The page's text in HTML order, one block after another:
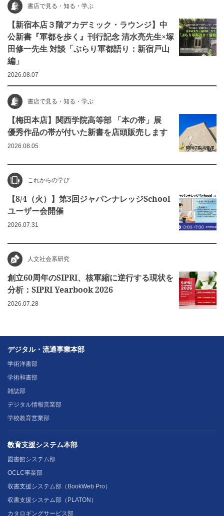
書店で見る・知る・学ぶ
【新宿本店３階アカデミック・ラウンジ】中
公新書『軍都を歩く』刊行記念 清水亮先生×塚
田修一先生 対談「ぶらり軍都語り：新宿戸山
編」
2026.08.07
書店で見る・知る・学ぶ
【梅田本店】関西学院高等部 「本の帯」展
優秀作品の帯が付いた新書を店頭販売します
2026.08.05
これからの学び
【8/4（火）】第3回ジャパンナレッジSchool
ユーザー会開催
2026.07.31
人文社会系研究
創立60周年のSIPRI、核軍縮に逆行する現状を
分析：SIPRI Yearbook 2026
2026.07.28
デジタル・流通事業本部
学術洋書部
学術和書部
雑誌部
デジタル情報営業部
学校教育営業部
教育支援システム本部
図書館システム部
OCLC事業部
収書支援システム部（BookWeb Pro）
収書支援システム部（PLATON）
カタロギングサービス部